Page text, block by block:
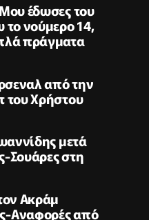
έδωσες του
νούμερο 14,
πράγματα
από την
του Χρήστου
μετά
Σουάρες στη
Ακράμ
Αναφορές από